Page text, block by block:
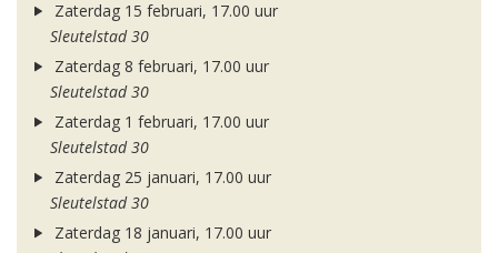
Zaterdag 15 februari, 17.00 uur
Sleutelstad 30
Zaterdag 8 februari, 17.00 uur
Sleutelstad 30
Zaterdag 1 februari, 17.00 uur
Sleutelstad 30
Zaterdag 25 januari, 17.00 uur
Sleutelstad 30
Zaterdag 18 januari, 17.00 uur